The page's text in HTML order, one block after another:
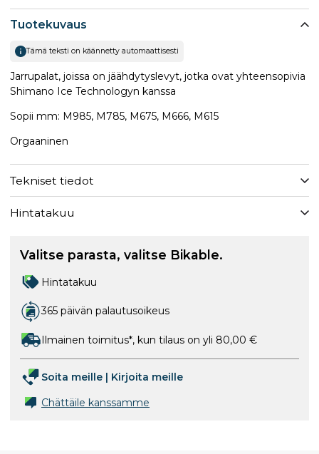
Tuotekuvaus
Tämä teksti on käännetty automaattisesti
Jarrupalat, joissa on jäähdytyslevyt, jotka ovat yhteensopivia
Shimano Ice Technologyn kanssa
Sopii mm: M985, M785, M675, M666, M615
Orgaaninen
Tekniset tiedot
Hintatakuu
Valitse parasta, valitse Bikable.
Hintatakuu
365 päivän palautusoikeus
Ilmainen toimitus*, kun tilaus on yli 80,00 €
Soita meille | Kirjoita meille
Chättäile kanssamme